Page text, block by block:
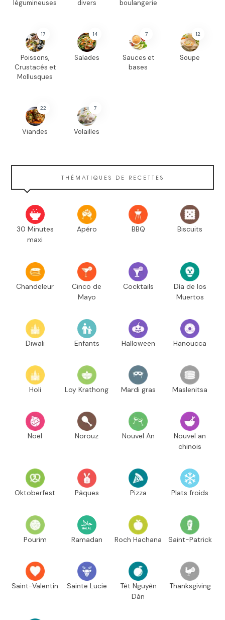
légumineuses divers boulangerie
17
Poissons,
Crustacés et
Mollusques
14
Salades
7
Sauces et
bases
12
Soupe
22
Viandes
7
Volailles
THÉMATIQUES DE RECETTES
30 Minutes
maxi
Apéro BBQ Biscuits
Chandeleur
Cinco de
Mayo
Cocktails
Día de los
Muertos
Diwali Enfants Halloween Hanoucca
Holi Loy Krathong Mardi gras Maslenitsa
Noël Norouz Nouvel An
Nouvel an
chinois
Oktoberfest Pâques Pizza Plats froids
Pourim Ramadan Roch Hachana Saint-Patrick
Saint-Valentin Sainte Lucie
Têt Nguyên
Dán
Thanksgiving